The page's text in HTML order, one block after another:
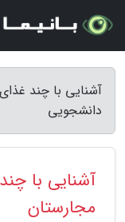
آشنایی با چند
دانشجویی
آشنایی با
مجارستان